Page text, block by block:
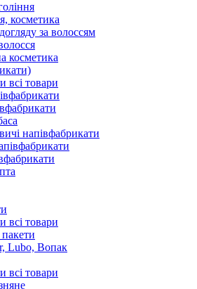
косметика
за волоссям
косметика
всі товари
напiвфабрикати
всі товари
Lubo, Вопак
всі товари